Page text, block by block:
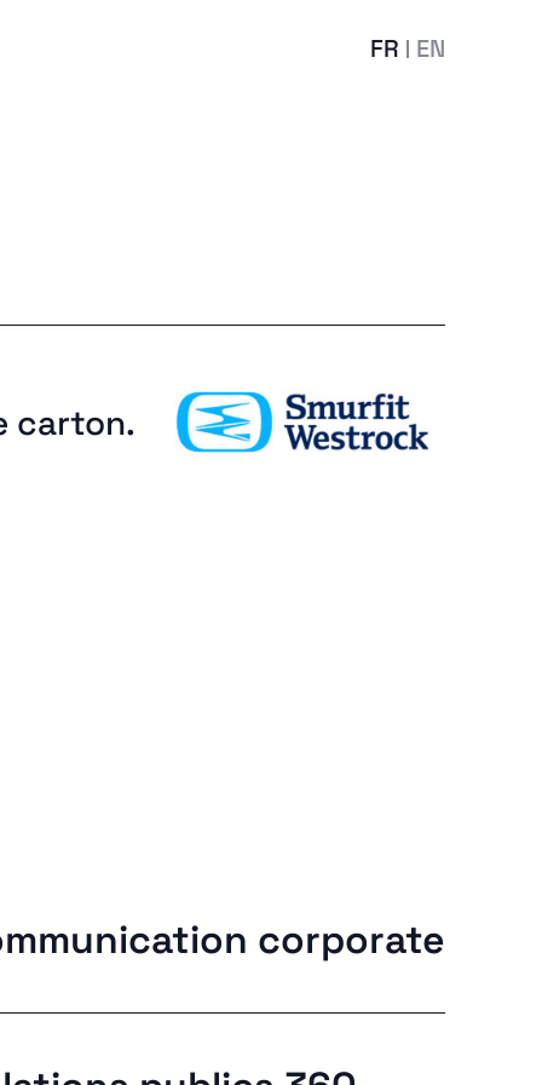
FR EN
carton.
corporate